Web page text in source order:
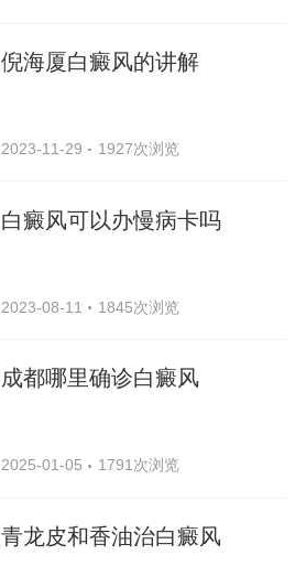
倪海厦白癜风的讲解
2023-11-29 1927次浏览
白癜风可以办慢病卡吗
2023-08-11 1845次浏览
成都哪里确诊白癜风
2025-01-05 1791次浏览
青龙皮和香油治白癜风